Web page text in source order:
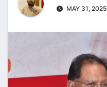
MAY 31, 2025